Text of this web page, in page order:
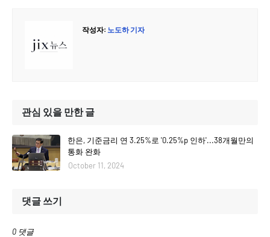
작성자: 노도하 기자
관심 있을 만한 글
한은, 기준금리 연 3.25%로 '0.25%p 인하'...38개월만의
통화 완화
October 11, 2024
댓글 쓰기
0 댓글